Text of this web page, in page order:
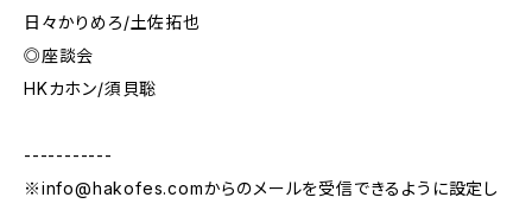
日々かりめろ/土佐拓也
◎座談会
HKカホン/須貝聡
-----------
※info@hakofes.comからのメールを受信できるように設定し